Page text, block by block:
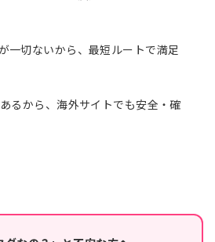
一切ないから、最短ルートで満足
るから、海外サイトでも安全・確